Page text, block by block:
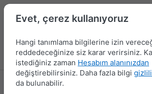
Menü Kampanyalar Yeni Ürünler
Evet, çerez kullanıyoruz
Hangi tanımlama bilgilerine izin
reddedeceğinize siz karar verirsiniz.
istediğiniz zaman Hesabım alanınızdan
değiştirebilirsiniz. Daha fazla bilgi
da bulunabilir.